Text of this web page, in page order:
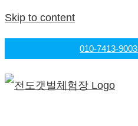
Skip to content
010-7413-9003